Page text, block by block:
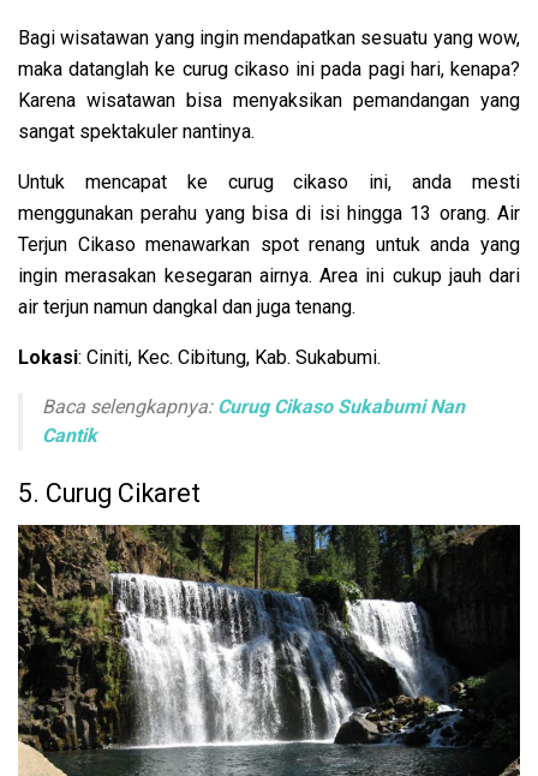
Bagi wisatawan yang ingin mendapatkan sesuatu yang wow,
maka datanglah ke curug cikaso ini pada pagi hari, kenapa?
Karena wisatawan bisa menyaksikan pemandangan yang
sangat spektakuler nantinya.
Untuk mencapat ke curug cikaso ini, anda mesti
menggunakan perahu yang bisa di isi hingga 13 orang. Air
Terjun Cikaso menawarkan spot renang untuk anda yang
ingin merasakan kesegaran airnya. Area ini cukup jauh dari
air terjun namun dangkal dan juga tenang.
Lokasi: Ciniti, Kec. Cibitung, Kab. Sukabumi.
Baca selengkapnya: Curug Cikaso Sukabumi Nan
Cantik
5. Curug Cikaret